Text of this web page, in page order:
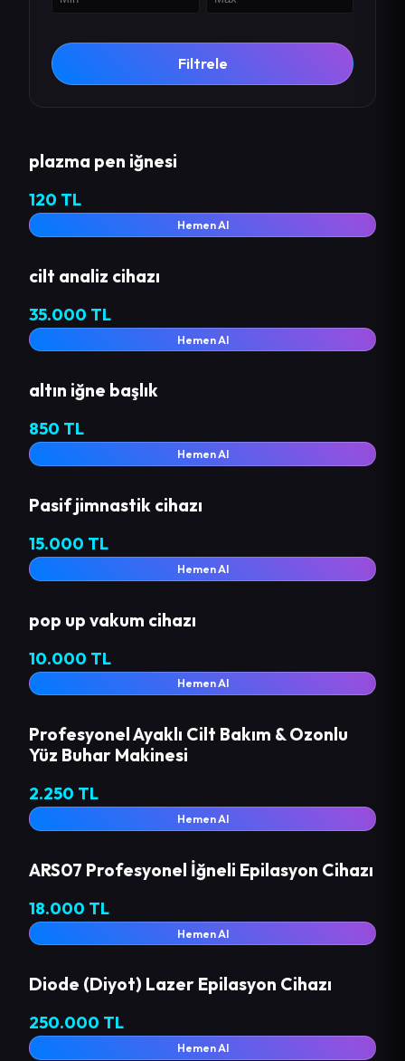
Filtrele
plazma pen iğnesi
120 TL
Hemen Al
cilt analiz cihazı
35.000 TL
Hemen Al
altın iğne başlık
850 TL
Hemen Al
Pasif jimnastik cihazı
15.000 TL
Hemen Al
pop up vakum cihazı
10.000 TL
Hemen Al
Profesyonel Ayaklı Cilt Bakım & Ozonlu
Yüz Buhar Makinesi
2.250 TL
Hemen Al
ARS07 Profesyonel İğneli Epilasyon Cihazı
18.000 TL
Hemen Al
Diode (Diyot) Lazer Epilasyon Cihazı
250.000 TL
Hemen Al